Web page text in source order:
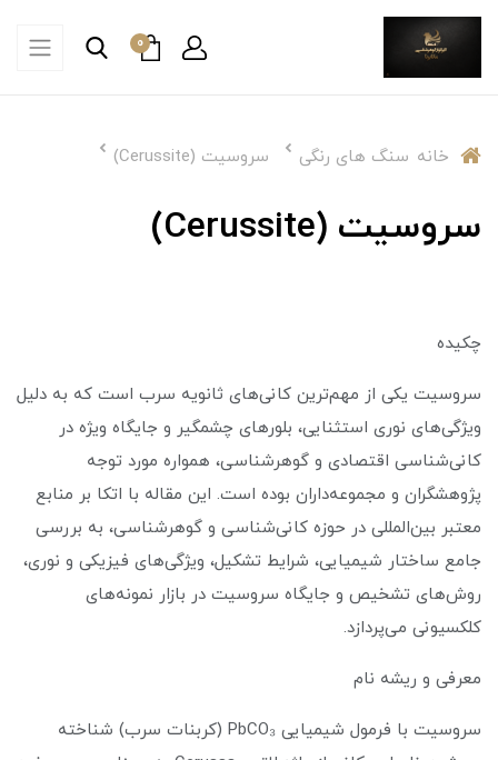
0
خانه سنگ های رنگی سروسیت (Cerussite)
سروسیت (Cerussite)
چکیده
سروسیت یکی از مهم‌ترین کانی‌های ثانویه سرب است که به دلیل
ویژگی‌های نوری استثنایی، بلورهای چشمگیر و جایگاه ویژه در
کانی‌شناسی اقتصادی و گوهرشناسی، همواره مورد توجه
پژوهشگران و مجموعه‌داران بوده است. این مقاله با اتکا بر منابع
معتبر بین‌المللی در حوزه کانی‌شناسی و گوهرشناسی، به بررسی
جامع ساختار شیمیایی، شرایط تشکیل، ویژگی‌های فیزیکی و نوری،
روش‌های تشخیص و جایگاه سروسیت در بازار نمونه‌های
کلکسیونی می‌پردازد.
معرفی و ریشه نام
سروسیت با فرمول شیمیایی PbCO₃ (کربنات سرب) شناخته